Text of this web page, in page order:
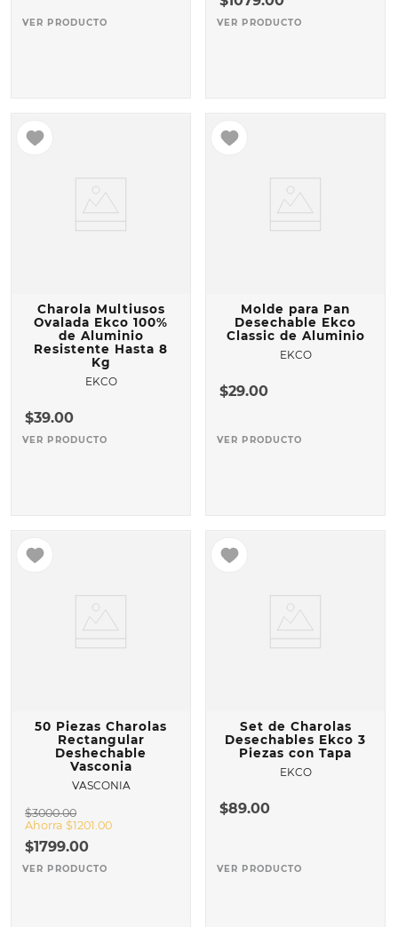
VER PRODUCTO VER PRODUCTO
Charola Multiusos
Ovalada Ekco 100%
de Aluminio
Resistente Hasta 8
Kg
EKCO
$39.00
VER PRODUCTO
Molde para Pan
Desechable Ekco
Classic de Aluminio
EKCO
$29.00
VER PRODUCTO
50 Piezas Charolas
Rectangular
Deshechable
Vasconia
VASCONIA
$3000.00
Ahorra $1201.00
$1799.00
VER PRODUCTO
Set de Charolas
Desechables Ekco 3
Piezas con Tapa
EKCO
$89.00
VER PRODUCTO